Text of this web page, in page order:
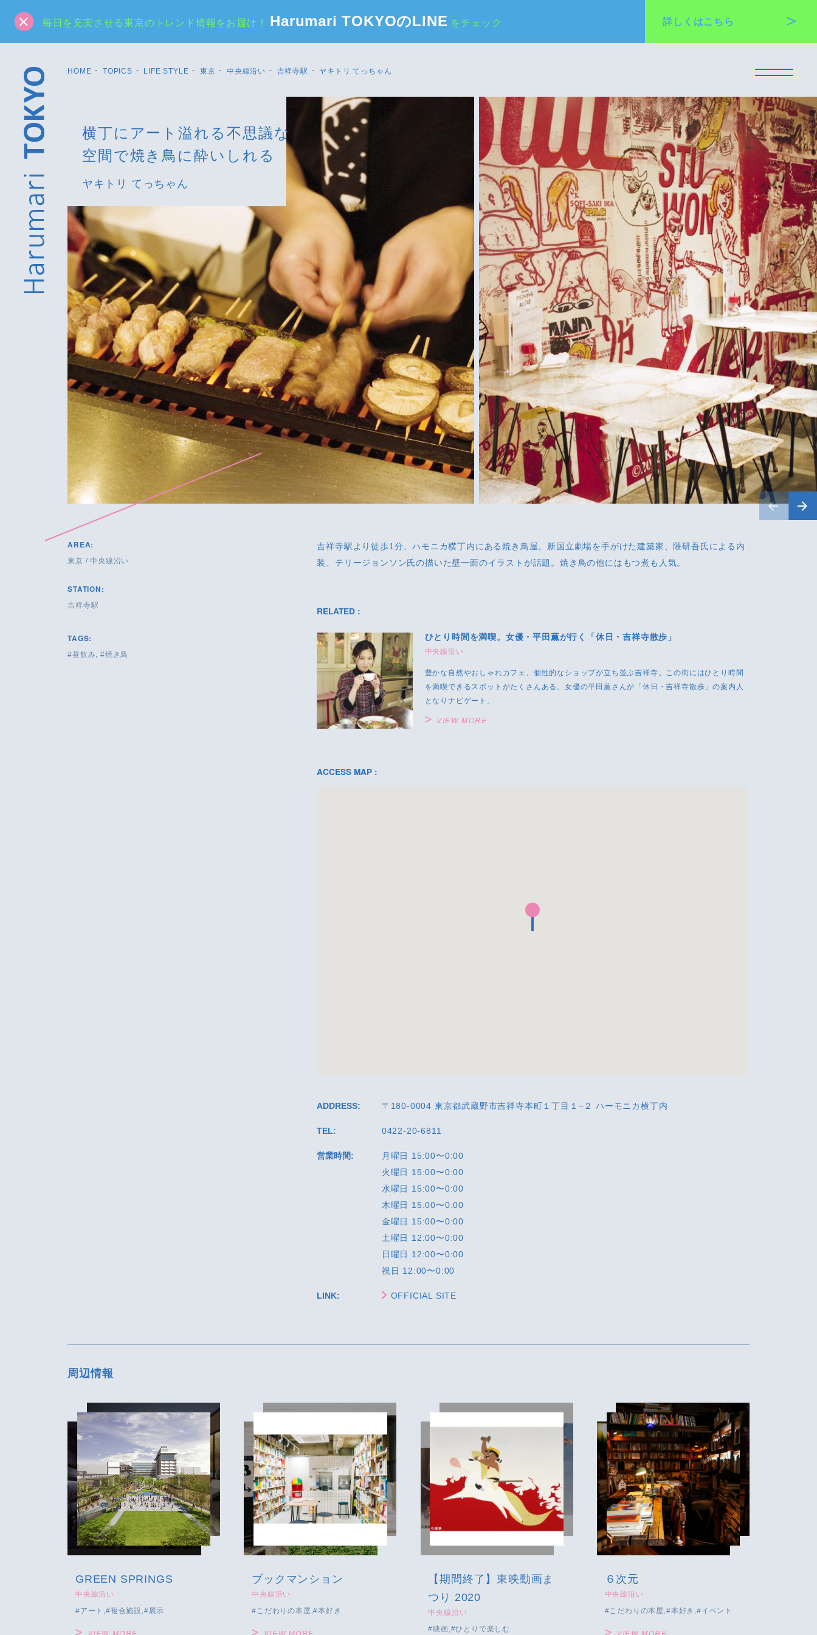
毎日を充実させる東京のトレンド情報をお届け！ Harumari TOKYOのLINE をチェック 詳しくはこちら
HOME TOPICS LIFE STYLE 東京 中央線沿い 吉祥寺駅 ヤキトリ てっちゃん
横丁にアート溢れる不思議な
空間で焼き鳥に酔いしれる
ヤキトリ てっちゃん
AREA:
東京 /中央線沿い
STATION:
吉祥寺駅
TAGS:
昼飲み 焼き鳥
吉祥寺駅より徒歩1分、ハモニカ横丁内にある焼き鳥屋。新国立劇場を手がけた建築家、隈研吾氏による内
装、テリージョンソン氏の描いた壁一面のイラストが話題。焼き鳥の他にはもつ煮も人気。
RELATED :
ひとり時間を満喫。女優・平田薫が行く「休日・吉祥寺散歩」
中央線沿い
豊かな自然やおしゃれカフェ、個性的なショップが立ち並ぶ吉祥寺。この街にはひとり時間
を満喫できるスポットがたくさんある。女優の平田薫さんが「休日・吉祥寺散歩」の案内人
となりナビゲート。
VIEW MORE
ACCESS MAP :
ADDRESS: 〒180-0004 東京都武蔵野市吉祥寺本町１丁目１−２ ハーモニカ横丁内
TEL: 0422-20-6811
営業時間:
月曜日 15:00〜0:00
火曜日 15:00〜0:00
水曜日 15:00〜0:00
木曜日 15:00〜0:00
金曜日 15:00〜0:00
土曜日 12:00〜0:00
日曜日 12:00〜0:00
祝日 12:00〜0:00
LINK: OFFICIAL SITE
周辺情報
GREEN SPRINGS
中央線沿い
アート
複合施設 展示
VIEW MORE
ブックマンション
中央線沿い
こだわりの本屋
本好き
VIEW MORE
【期間終了】東映動画ま
つり 2020
中央線沿い
映画
ひとりで楽しむ
６次元
中央線沿い
こだわりの本屋
本好き イベント
VIEW MORE